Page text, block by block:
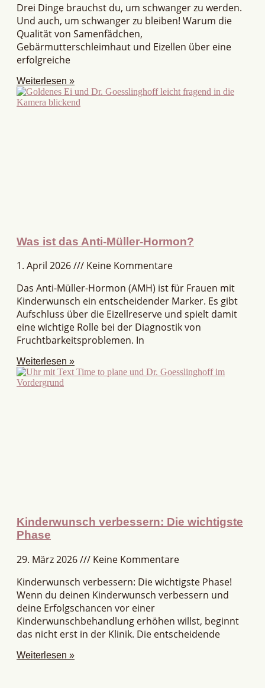
Drei Dinge brauchst du, um schwanger zu werden.
Und auch, um schwanger zu bleiben! Warum die
Qualität von Samenfädchen,
Gebärmutterschleimhaut und Eizellen über eine
erfolgreiche
Weiterlesen »
Was ist das Anti-Müller-Hormon?
1. April 2026
Keine Kommentare
Das Anti-Müller-Hormon (AMH) ist für Frauen mit
Kinderwunsch ein entscheidender Marker. Es gibt
Aufschluss über die Eizellreserve und spielt damit
eine wichtige Rolle bei der Diagnostik von
Fruchtbarkeitsproblemen. In
Weiterlesen »
Kinderwunsch verbessern: Die wichtigste
Phase
29. März 2026
Keine Kommentare
Kinderwunsch verbessern: Die wichtigste Phase!
Wenn du deinen Kinderwunsch verbessern und
deine Erfolgschancen vor einer
Kinderwunschbehandlung erhöhen willst, beginnt
das nicht erst in der Klinik. Die entscheidende
Weiterlesen »